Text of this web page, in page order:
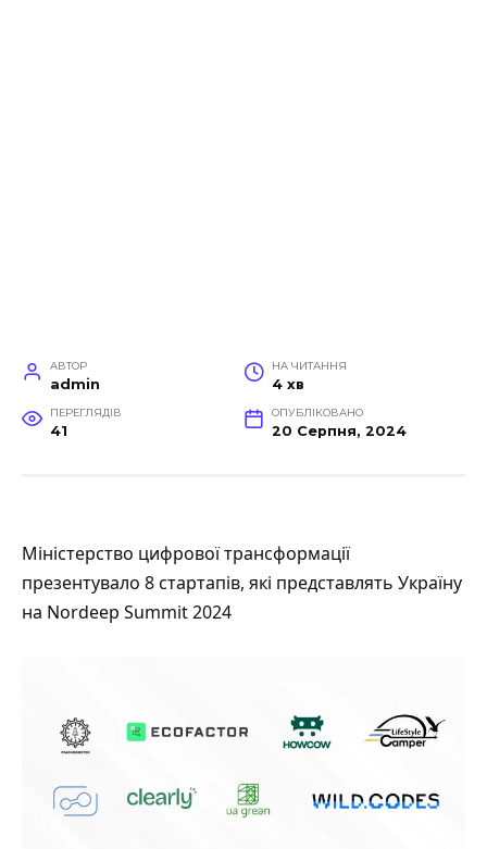
АВТОР
admin
НА ЧИТАННЯ
4 хв
ПЕРЕГЛЯДІВ
41
ОПУБЛІКОВАНО
20 Серпня, 2024
Міністерство цифрової трансформації
презентувало 8 стартапів, які представлять Україну
на Nordeep Summit 2024